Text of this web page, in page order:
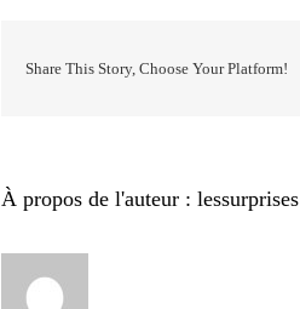
Share This Story, Choose Your Platform!
À propos de l'auteur : lessurprises